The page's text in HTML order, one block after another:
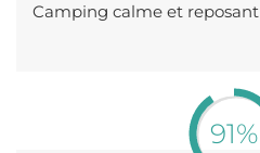
Camping calme et reposant
91%